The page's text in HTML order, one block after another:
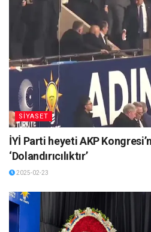
SİYASET
İYİ Parti heyeti AKP
‘Dolandırıcılıktır’
2025-02-23